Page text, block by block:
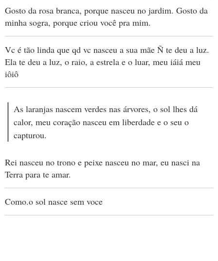
Gosto da rosa branca, porque nasceu no jardim. Gosto da
minha sogra, porque criou você pra mim.
Vc é tão linda que qd vc nasceu a sua mãe Ñ te deu a luz.
Ela te deu a luz, o raio, a estrela e o luar, meu iáiá meu
iôiô
As laranjas nascem verdes nas árvores, o sol lhes dá
calor, meu coração nasceu em liberdade e o seu o
capturou.
Rei nasceu no trono e peixe nasceu no mar, eu nasci na
Terra para te amar.
Como.o sol nasce sem voce